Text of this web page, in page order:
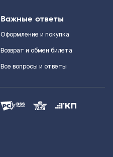
Важные ответы
Оформление и покупка
Возврат и обмен билета
Все вопросы и ответы